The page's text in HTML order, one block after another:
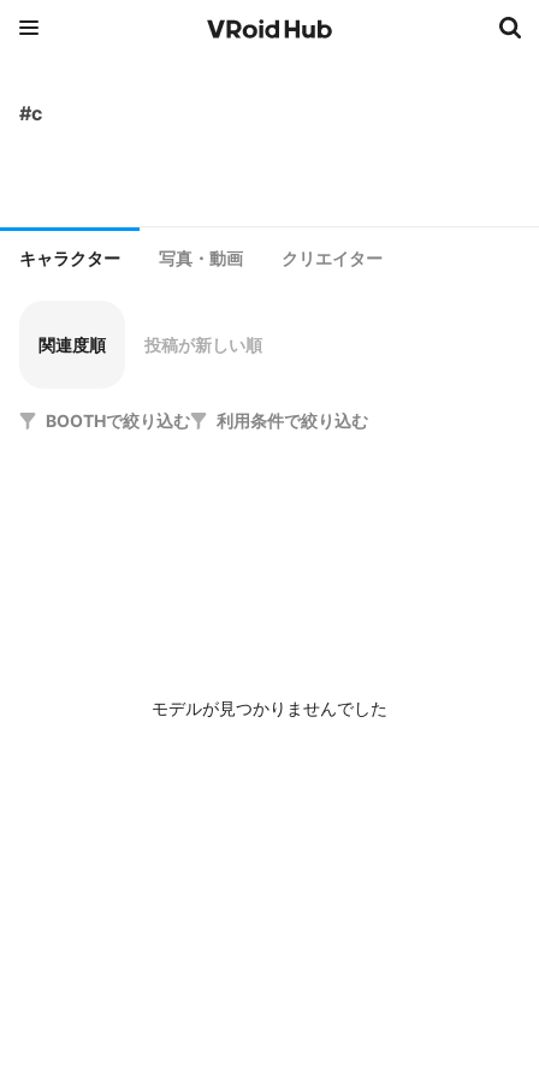
#c
キャラクター 写真・動画 クリエイター
関連度順 投稿が新しい順
BOOTHで絞り込む 利用条件で絞り込む
モデルが見つかりませんでした